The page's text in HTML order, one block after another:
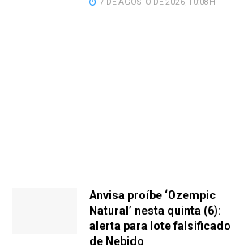
7 DE AGOSTO DE 2026, 10:08H
Anvisa proíbe ‘Ozempic
Natural’ nesta quinta (6):
alerta para lote falsificado
de Nebido